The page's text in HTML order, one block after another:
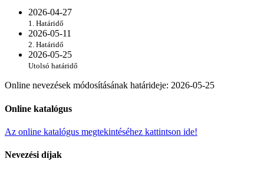
2026-04-27
1. Határidő
2026-05-11
2. Határidő
2026-05-25
Utolsó határidő
Online nevezések módosításának határideje: 2026-05-25
Online katalógus
Az online katalógus megtekintéséhez kattintson ide!
Nevezési díjak